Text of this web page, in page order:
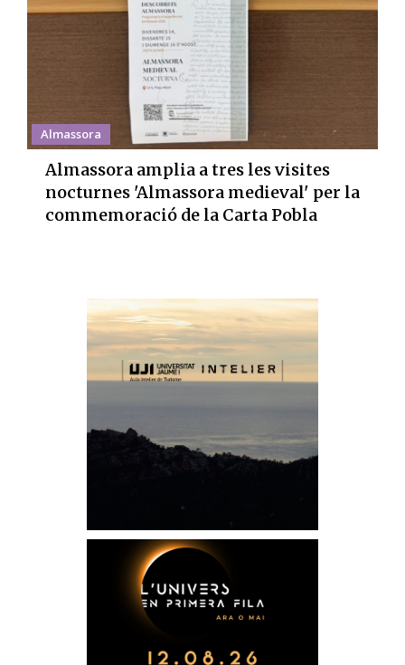
Almassora
Almassora amplia a tres les visites
nocturnes 'Almassora medieval' per la
commemoració de la Carta Pobla